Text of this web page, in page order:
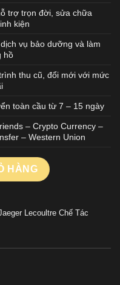
trợ trọn đời, sửa chữa
kiện
vụ bảo dưỡng và làm
hồ
thu cũ, đổi mới với mức
toàn cầu từ 7 – 15 ngày
– Crypto Currency –
– Western Union
Master Ultra Thin Moon
HÀNG
Lecoultre Chế Tác